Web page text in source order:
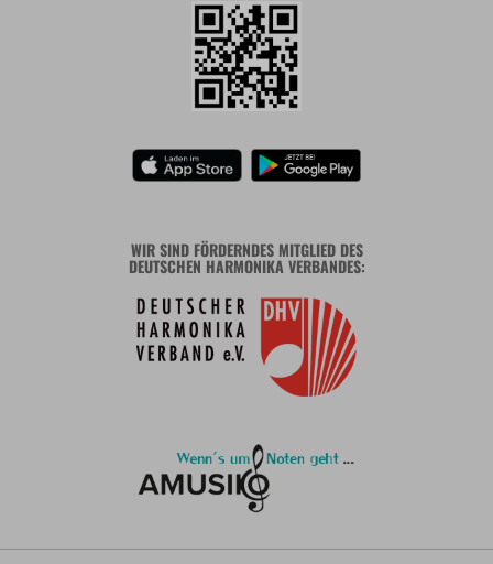
WIR SIND FÖRDERNDES MITGLIED DES
DEUTSCHEN HARMONIKA VERBANDES: